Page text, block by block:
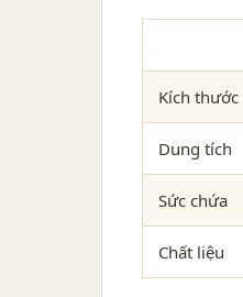
Kích thước
Dung tích
Sức chứa
Chất liệu